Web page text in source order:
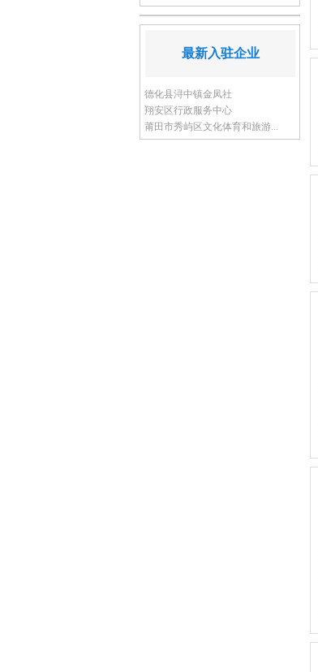
最新入驻企业
德化县浔中镇金凤社
翔安区行政服务中心
莆田市秀屿区文化体育和旅游...